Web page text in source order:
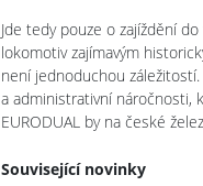
Jde tedy pouze o zajíždění
lokomotiv zajímavým
není jednoduchou
a administrativní náročnosti,
EURODUAL by na české
Související novinky